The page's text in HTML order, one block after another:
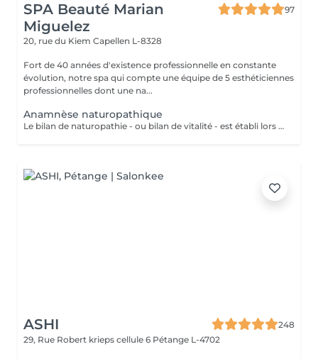
SPA Beauté Marian
Miguelez
97
20, rue du Kiem Capellen L-8328
Fort de 40 années d'existence professionnelle en constante
évolution, notre spa qui compte une équipe de 5 esthéticiennes
professionnelles dont une na...
Anamnèse naturopathique
Le bilan de naturopathie - ou bilan de vitalité - est établi lors de la première rencontre avec Esmeralda, naturopathe diplômée, qui sera en mesure de vous conseiller en: La Bromatologie : rééducation alimentaire Kinésiologie: (exercice physique) être bien dans son corps (diplômée en yoga kundalini et acharya yoga en cours) Psychologie être bien avec soi et les autres (relaxation, gestion du stress..)(redirection vers les praticiens compétents) Hydrologie : utilisation de l'eau froide ou chaude ou en alternance, douche, bain, hamman, sauna, enveloppements(ici à l'institut) Chirologie : les techniques manuelles (massage)(ici à l'institut) La Réflexologie : les techniques reflexes (ciblées sur le pied, oreille, nez et dos (ici, à l'institut) Pneumologie : les techniques respiratoires (inspirées du yoga, pranayama)(ici à l'institut) Phytologie : l'utilisation des plantes (ici à l'institut)
ASHI
248
29, Rue Robert krieps cellule 6 Pétange L-4702